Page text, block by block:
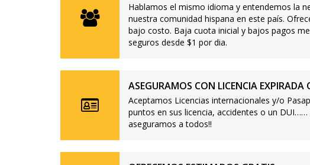
Hablamos el mismo idioma y entendemos la
nuestra comunidad hispana en este país.
bajo costo. Baja cuota inicial y bajos pagos
seguros desde $1 por dia.
ASEGURAMOS CON LICENCIA EXPIRADA
Aceptamos Licencias internacionales y/o
puntos en sus licencia, accidentes o un
aseguramos a todos!!